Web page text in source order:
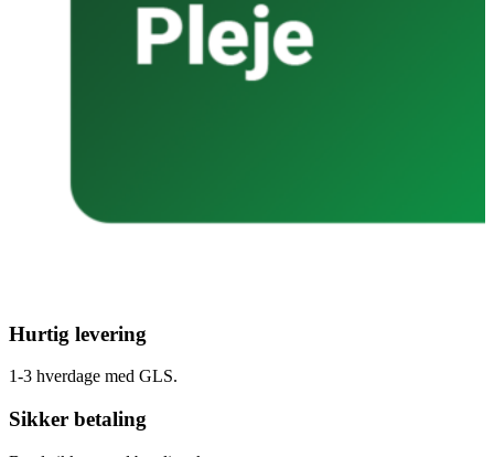
Hurtig levering
1-3 hverdage med GLS.
Sikker betaling